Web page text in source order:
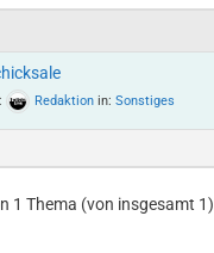
Redaktion in: Sonstiges
1 Thema (von insgesamt 1)